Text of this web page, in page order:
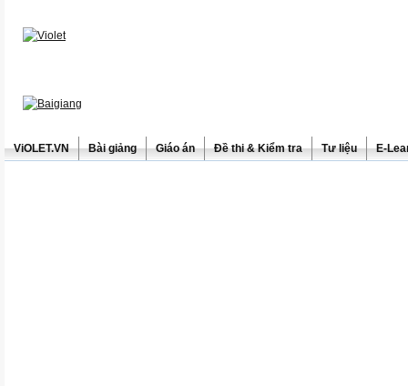
ViOLET.VN Bài giảng Giáo án Đề thi & Kiểm tra Tư liệu E-